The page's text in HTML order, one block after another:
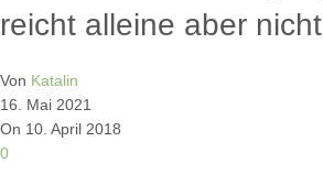
reicht alleine aber nicht
Von Katalin
16. Mai 2021
On 10. April 2018
0